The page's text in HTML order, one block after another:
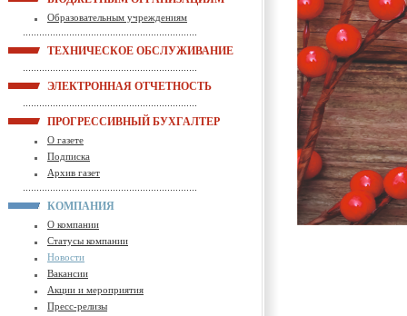
Образовательным учреждениям
ТЕХНИЧЕСКОЕ ОБСЛУЖИВАНИЕ
ЭЛЕКТРОННАЯ ОТЧЕТНОСТЬ
ПРОГРЕССИВНЫЙ БУХГАЛТЕР
О газете
Подписка
Архив газет
КОМПАНИЯ
О компании
Статусы компании
Новости
Вакансии
Акции и мероприятия
Пресс-релизы